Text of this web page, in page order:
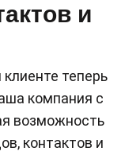
и
теперь
компания с
возможность
контактов и